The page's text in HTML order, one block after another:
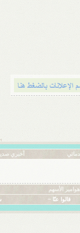
أخبري
هوامير الأسهم
قالوا عنّا ~